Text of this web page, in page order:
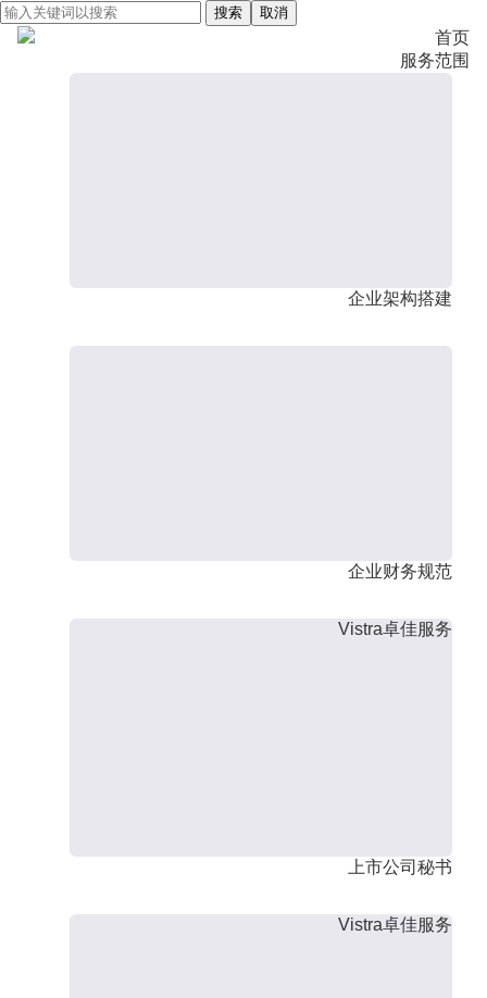
搜索 取消
首页
服务范围
企业架构搭建
企业财务规范
Vistra卓佳服务
上市公司秘书
Vistra卓佳服务